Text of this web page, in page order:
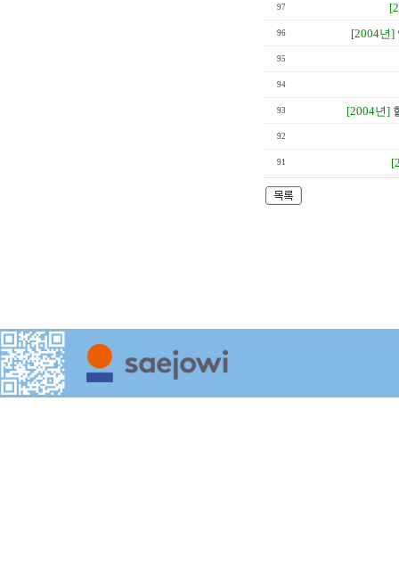
97
96 [2004년]
95
94
93 [2004년]
92
91